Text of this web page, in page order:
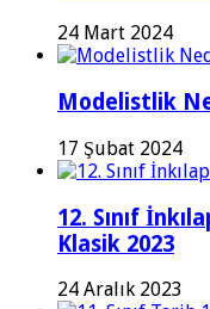
24 Mart 2024
Modelistlik
17 Şubat 2024
12. Sınıf
Klasik 2023
24 Aralık 2023